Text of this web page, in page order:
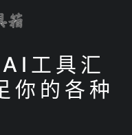
工具汇
你的各种